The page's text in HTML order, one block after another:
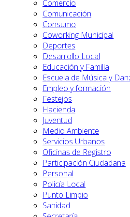
Comercio
Comunicación
Consumo
Coworking Municipal
Deportes
Desarrollo Local
Educación y Familia
Escuela de Música y
Empleo y formación
Festejos
Hacienda
Juventud
Medio Ambiente
Servicios Urbanos
Oficinas de Registro
Participación Ciudadana
Personal
Policía Local
Punto Limpio
Sanidad